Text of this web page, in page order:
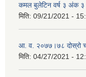
कमल बुलेटिन वर्ष ३ अंक ३
मिति: 09/21/2021 -
आ. व. २०७७।७८ दोस्रो
मिति: 04/27/2021 -